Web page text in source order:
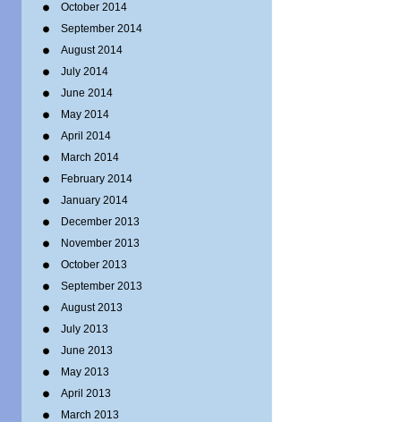
October 2014
September 2014
August 2014
July 2014
June 2014
May 2014
April 2014
March 2014
February 2014
January 2014
December 2013
November 2013
October 2013
September 2013
August 2013
July 2013
June 2013
May 2013
April 2013
March 2013